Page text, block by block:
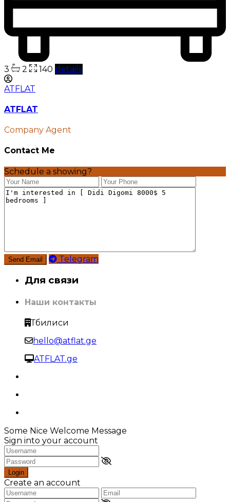
3 2 140 details
ATFLAT
ATFLAT
Company Agent
Contact Me
Schedule a showing?
Telegram
Для связи
Наши контакты
Тбилиси
hello@atflat.ge
ATFLAT.ge
Some Nice Welcome Message
Sign into your account
Login
Create an account